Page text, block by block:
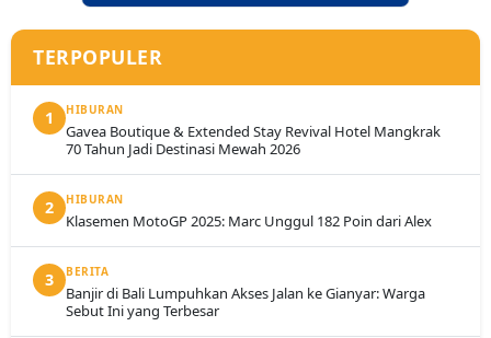
TERPOPULER
1 HIBURAN
Gavea Boutique & Extended Stay Revival Hotel Mangkrak
70 Tahun Jadi Destinasi Mewah 2026
2 HIBURAN
Klasemen MotoGP 2025: Marc Unggul 182 Poin dari Alex
3 BERITA
Banjir di Bali Lumpuhkan Akses Jalan ke Gianyar: Warga
Sebut Ini yang Terbesar